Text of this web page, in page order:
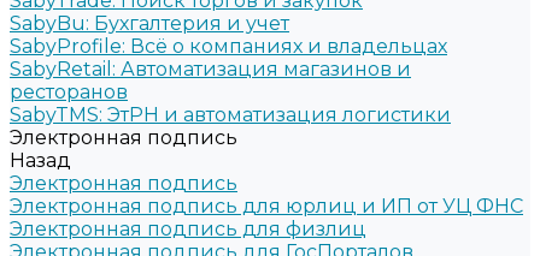
SabyBu: Бухгалтерия и учет
SabyProfile: Всё о компаниях и владельцах
SabyRetail: Автоматизация магазинов и
ресторанов
SabyTMS: ЭтРН и автоматизация логистики
Электронная подпись
Назад
Электронная подпись
Электронная подпись для юрлиц и ИП от УЦ ФНС
Электронная подпись для физлиц